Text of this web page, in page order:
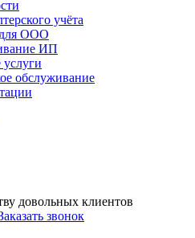
учёта
для ООО
ИП
услуги
обслуживание
довольных клиентов
звонок